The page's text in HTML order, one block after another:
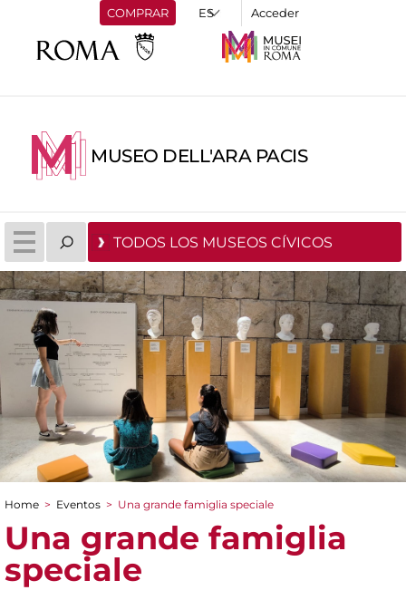
COMPRAR Acceder
MUSEO DELL'ARA PACIS
TODOS LOS MUSEOS CÍVICOS
You are here
Home > Eventos > Una grande famiglia speciale
Una grande famiglia
speciale